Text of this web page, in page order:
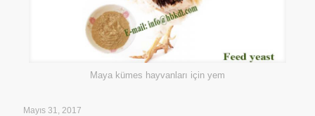
Maya kümes hayvanları için yem
Mayıs 31, 2017